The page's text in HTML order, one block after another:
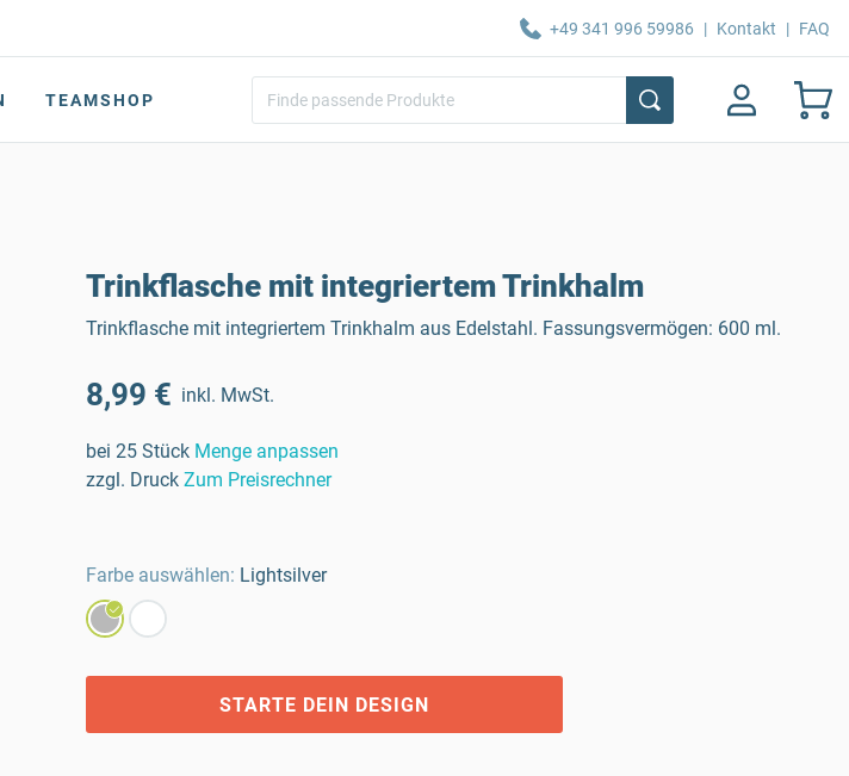
+49 341 996 59986 | Kontakt | FAQ
TEAMSHOP
Trinkflasche mit integriertem Trinkhalm
Trinkflasche mit integriertem Trinkhalm aus Edelstahl. Fassungsvermögen: 600 ml.
8,99 € inkl. MwSt.
bei 25 Stück Menge anpassen
zzgl. Druck Zum Preisrechner
Farbe auswählen: Lightsilver
STARTE DEIN DESIGN